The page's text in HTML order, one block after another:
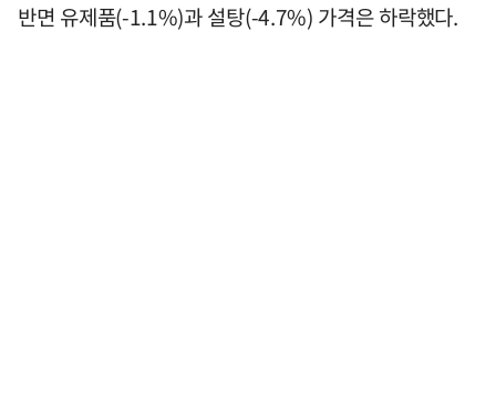
반면 유제품(-1.1%)과 설탕(-4.7%) 가격은 하락했다.